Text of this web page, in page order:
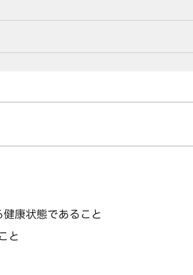
康状態であること
と